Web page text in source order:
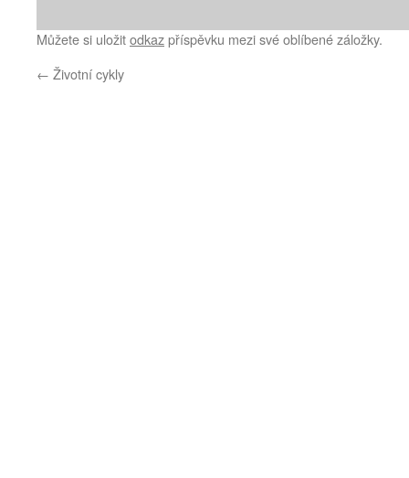
Můžete si uložitodkazpříspěvku mezi své oblíbené záložky.
← Životní cykly